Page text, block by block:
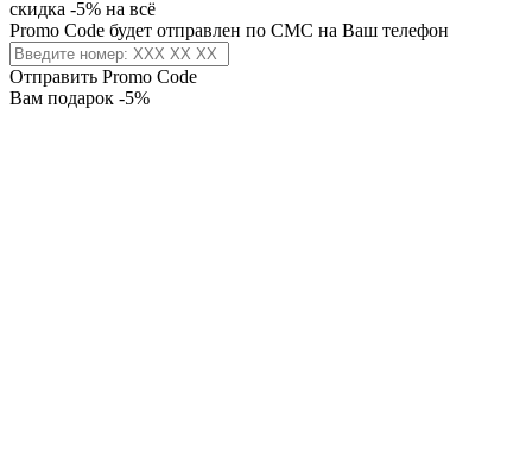
скидка -5% на всё
Promo Code будет отправлен по СМС на Ваш телефон
Отправить Promo Code
Вам подарок -5%